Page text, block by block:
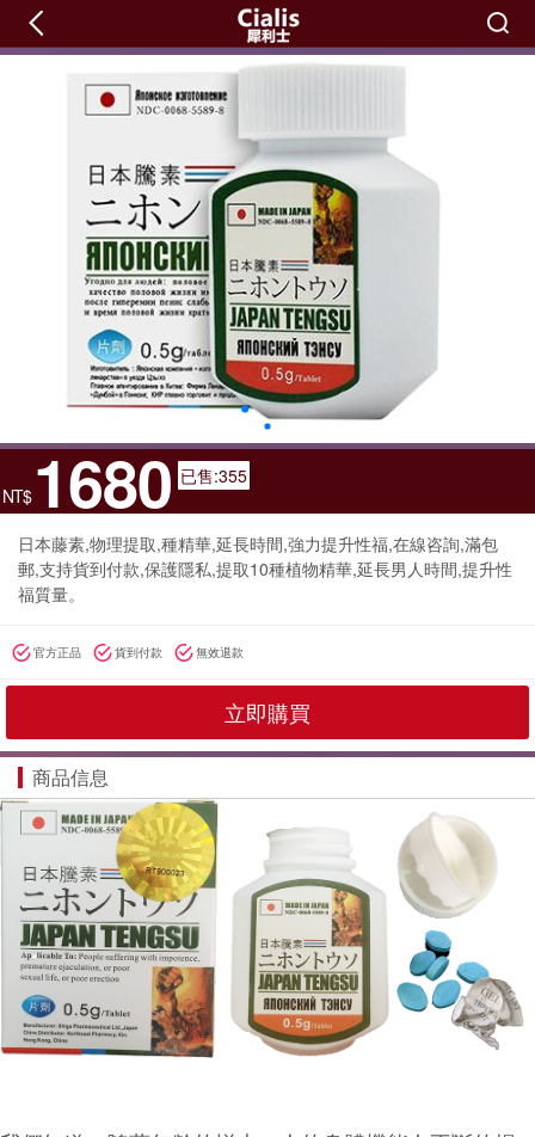
NT$1680 已售:355
日本藤素,物理提取,種精華,延長時間,強力提升性福,在線咨詢,滿包
郵,支持貨到付款,保護隱私,提取10種植物精華,延長男人時間,提升性
福質量。
官方正品 貨到付款 無效退款
立即購買
商品信息